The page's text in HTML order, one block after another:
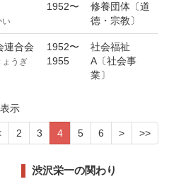
い
1952〜
修養団体〔道
徳・宗教〕
連合会
ょうぎ
1952〜
1955
社会福祉
A〔社会事
業〕
示
2 3 4 5 6 > >>
渋沢栄一の関わり